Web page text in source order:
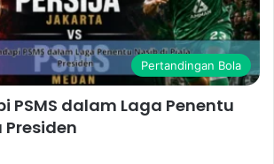
Pertandingan Bola
PSMS dalam Laga Penentu
Presiden